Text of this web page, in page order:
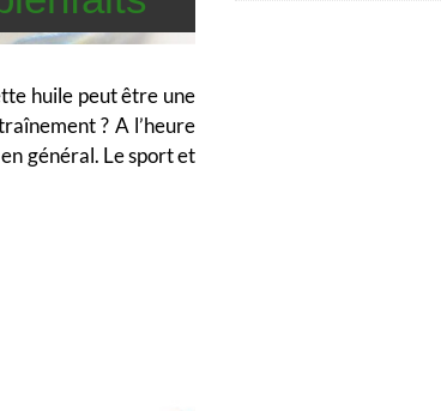
huile peut être une
? A l’heure
général. Le sport et